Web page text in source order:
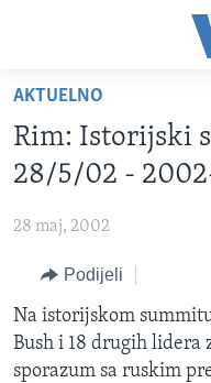
glavni
sadržaj
Pređi
na
glavnu
navigaciju
pretragu
VIDEO
VIJESTI
SJEDINJENE
BOSNA I
NAUKA I TEHNOLOGIJA
SPECIJALNI PROJEKTI
KORUPCIJA
AKTUELNO
Rim: Istorijski
28/5/02 -
28 maj, 2002
Podijeli
Na istorijskom
Bush i 18 drugih lidera
sporazum sa ruskim